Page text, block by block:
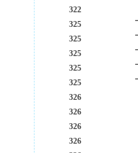
322
325
325
325
325
325
326
326
326
326